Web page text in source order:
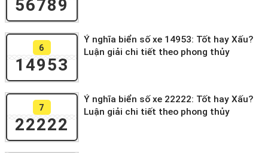
56789
6
14953
Ý nghĩa biển số xe 14953: Tốt hay Xấu?
Luận giải chi tiết theo phong thủy
7
22222
Ý nghĩa biển số xe 22222: Tốt hay Xấu?
Luận giải chi tiết theo phong thủy